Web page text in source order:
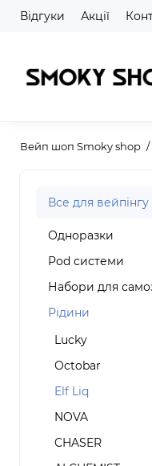
Відгуки Акції
Вейп шоп Smoky shop
Все для вейпінгу
Одноразки
Pod системи
Набори для
Рідини
Lucky
Octobar
Elf Liq
NOVA
CHASER